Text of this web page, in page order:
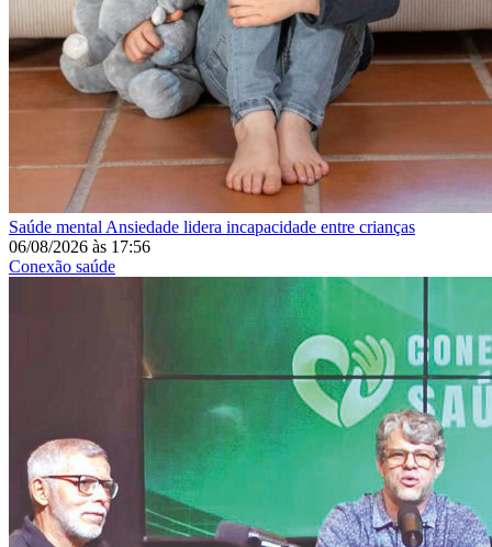
Saúde mental Ansiedade lidera incapacidade entre crianças
06/08/2026 às 17:56
Conexão saúde